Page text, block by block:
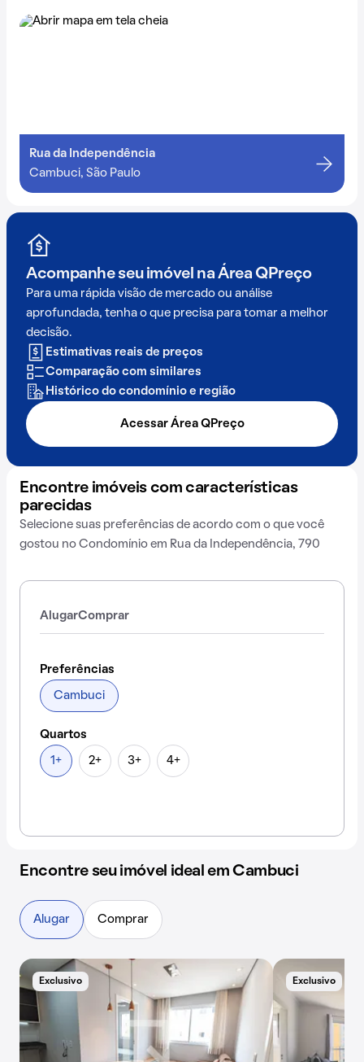
Rua da Independência
Cambuci, São Paulo
Acompanhe seu imóvel na Área QPreço
Para uma rápida visão de mercado ou análise
aprofundada, tenha o que precisa para tomar a melhor
decisão.
Estimativas reais de preços
Comparação com similares
Histórico do condomínio e região
Acessar Área QPreço
Encontre imóveis com características
parecidas
Selecione suas preferências de acordo com o que você
gostou no Condomínio em Rua da Independência, 790
AlugarComprar
Preferências
Cambuci
Quartos
1+ 2+ 3+ 4+
Encontre seu imóvel ideal em Cambuci
Exclusivo Exclusivo
Alugar Comprar